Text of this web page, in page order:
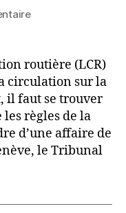
sur
pas?
routière (LCR)
circulation sur la
il faut se trouver
règles de la
d’une affaire de
le Tribunal